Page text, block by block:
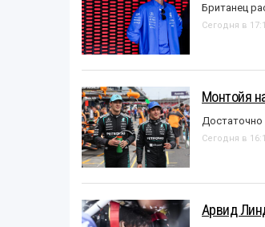
Британец
Сегодня в
Монтойя
Достаточно
Сегодня в
Арвид